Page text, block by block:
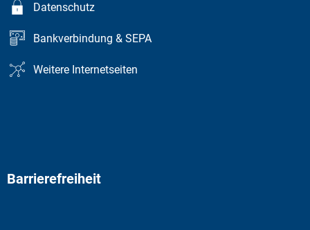
Datenschutz
Bankverbindung & SEPA
Weitere Internetseiten
Barrierefreiheit